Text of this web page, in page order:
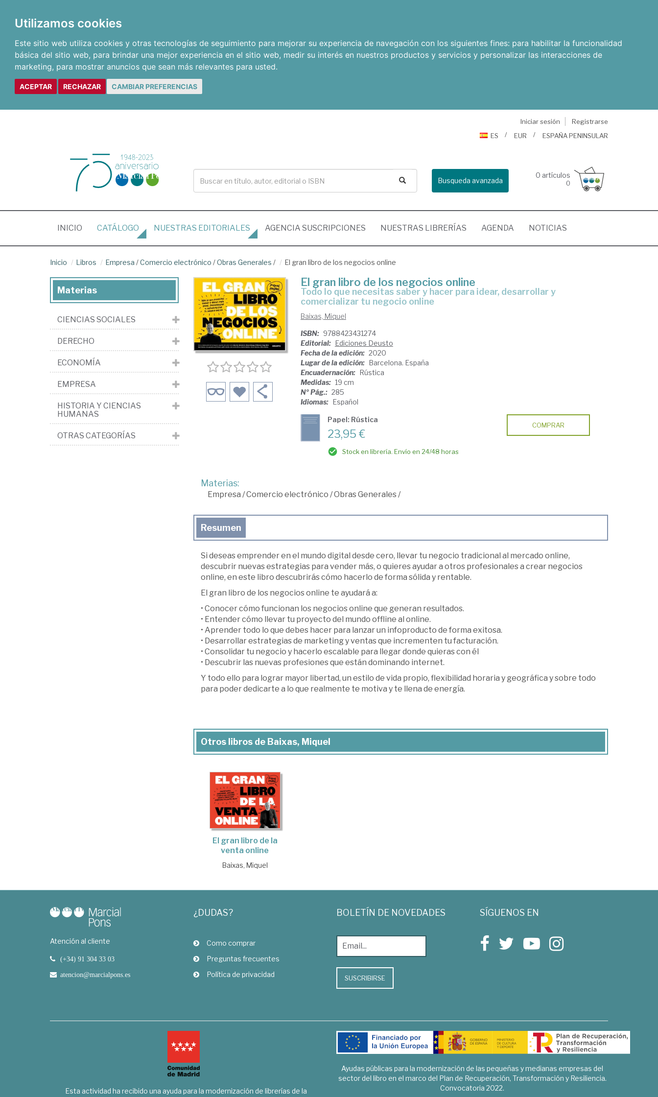
Utilizamos cookies
Este sitio web utiliza cookies y otras tecnologías de seguimiento para mejorar su experiencia de navegación con los siguientes fines: para habilitar la funcionalidad
básica del sitio web, para brindar una mejor experiencia en el sitio web, medir su interés en nuestros productos y servicios y personalizar las interacciones de
marketing, para mostrar anuncios que sean más relevantes para usted.
ACEPTAR RECHAZAR CAMBIAR PREFERENCIAS
Iniciar sesión
Registrarse
ES
EUR ESPAÑA PENINSULAR
Busqueda avanzada
0 artículos
0
INICIO (CURRENT)
CATÁLOGO NUESTRAS EDITORIALES AGENCIA SUSCRIPCIONES NUESTRAS LIBRERÍAS AGENDA NOTICIAS
Inicio Libros Empresa /Comercio electrónico /Obras Generales / El gran libro de los negocios online
El gran libro de los negocios online
todo lo que necesitas saber y hacer para idear, desarrollar y
comercializar tu negocio online
Baixas, Miquel
ISBN: 9788423431274
Editorial: Ediciones Deusto
Fecha de la edición: 2020
Lugar de la edición: Barcelona. España
Encuadernación: Rústica
Medidas: 19 cm
Nº Pág.: 285
Idiomas: Español
Papel: Rústica
23,95 €
Stock en librería. Envío en 24/48 horas
COMPRAR
Materias:
Empresa /Comercio electrónico /Obras Generales/
Resumen
Si deseas emprender en el mundo digital desde cero, llevar tu negocio tradicional al mercado online,
descubrir nuevas estrategias para vender más, o quieres ayudar a otros profesionales a crear negocios
online, en este libro descubrirás cómo hacerlo de forma sólida y rentable.
El gran libro de los negocios online te ayudará a:
• Conocer cómo funcionan los negocios online que generan resultados.
• Entender cómo llevar tu proyecto del mundo offline al online.
• Aprender todo lo que debes hacer para lanzar un infoproducto de forma exitosa.
• Desarrollar estrategias de marketing y ventas que incrementen tu facturación.
• Consolidar tu negocio y hacerlo escalable para llegar donde quieras con él
• Descubrir las nuevas profesiones que están dominando internet.
Y todo ello para lograr mayor libertad, un estilo de vida propio, flexibilidad horaria y geográfica y sobre todo
para poder dedicarte a lo que realmente te motiva y te llena de energía.
Otros libros de Baixas, Miquel
El gran libro de la
venta online
Baixas, Miquel
Materias
CIENCIAS SOCIALES
DERECHO
ECONOMÍA
EMPRESA
HISTORIA Y CIENCIAS
HUMANAS
OTRAS CATEGORÍAS
Atención al cliente
(+34) 91 304 33 03
atencion@marcialpons.es
¿DUDAS?
Como comprar
Preguntas frecuentes
Política de privacidad
BOLETÍN DE NOVEDADES
SUSCRIBIRSE
SÍGUENOS EN
Esta actividad ha recibido una ayuda para la modernización de librerías de la
Ayudas públicas para la modernización de las pequeñas y medianas empresas del
sector del libro en el marco del Plan de Recuperación, Transformación y Resiliencia.
Convocatoria 2022.